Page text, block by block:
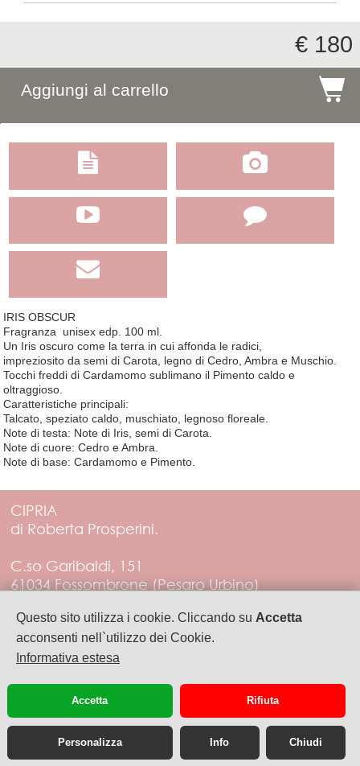
Questo sito utilizza i cookie. Cliccando su Accetta
acconsenti nell`utilizzo dei Cookie.
Informativa estesa
Accetta Rifiuta
Personalizza Info Chiudi
€ 180
Aggiungi al carrello $
 
 

IRIS OBSCUR
Fragranza unisex edp. 100 ml.
Un Iris oscuro come la terra in cui affonda le radici,
impreziosito da semi di Carota, legno di Cedro, Ambra e Muschio.
Tocchi freddi di Cardamomo sublimano il Pimento caldo e
oltraggioso.
Caratteristiche principali:
Talcato, speziato caldo, muschiato, legnoso floreale.
Note di testa: Note di Iris, semi di Carota.
Note di cuore: Cedro e Ambra.
Note di base: Cardamomo e Pimento.
CIPRIA
di Roberta Prosperini.
C.so Garibaldi, 151
61034 Fossombrone (Pesaro Urbino)
PIVA 01383560412